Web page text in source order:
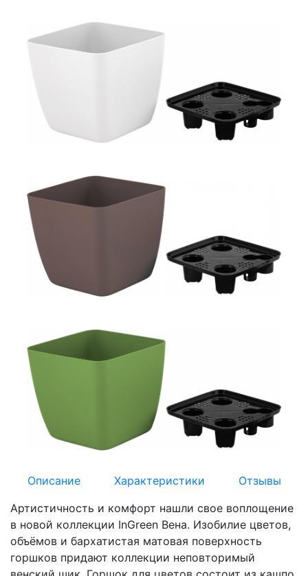
Описание Характеристики
Отзывы
Артистичность и комфорт нашли свое воплощение
в новой коллекции InGreen Вена. Изобилие цветов,
объёмов и бархатистая матовая поверхность
горшков придают коллекции неповторимый